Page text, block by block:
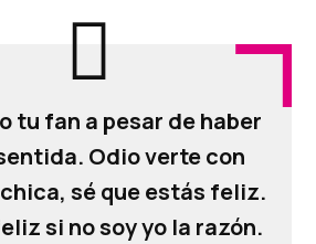
tu fan a pesar de haber
Odio verte con
sé que estás feliz.
si no soy yo la razón.